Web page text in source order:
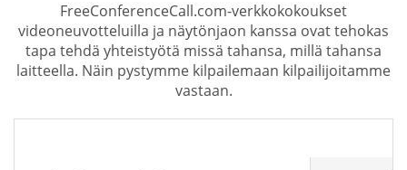
FreeConferenceCall.com-verkkokokoukset
videoneuvotteluilla ja näytönjaon kanssa ovat tehokas
tapa tehdä yhteistyötä missä tahansa, millä tahansa
laitteella. Näin pystymme kilpailemaan kilpailijoitamme
vastaan.